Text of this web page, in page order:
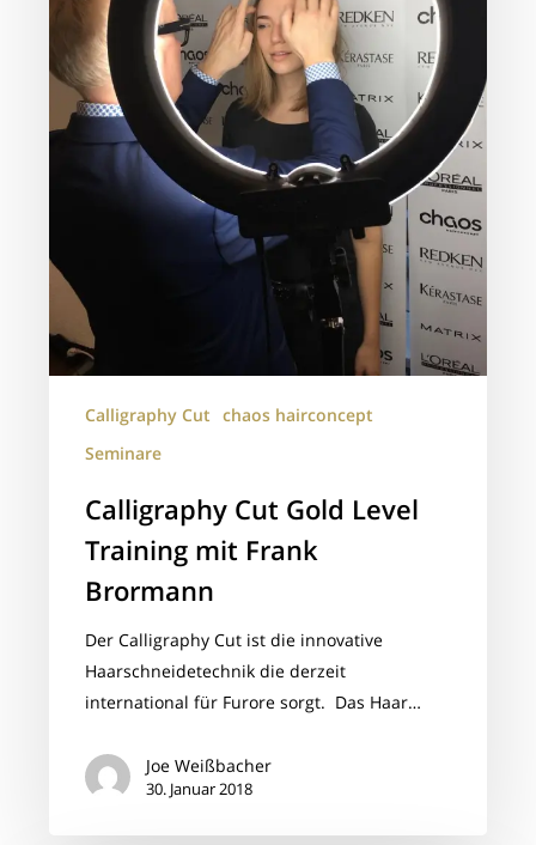
Brormann
Calligraphy Cut chaos hairconcept
Seminare
Calligraphy Cut Gold Level
Training mit Frank
Brormann
Der Calligraphy Cut ist die innovative
Haarschneidetechnik die derzeit
international für Furore sorgt. Das Haar…
Joe Weißbacher
30. Januar 2018